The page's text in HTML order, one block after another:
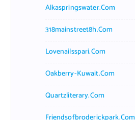
Alkaspringswater.com
318mainstreet8h.com
Lovenailsspari.com
Oakberry-Kuwait.com
Quartzliterary.com
Friendsofbroderickpark.com